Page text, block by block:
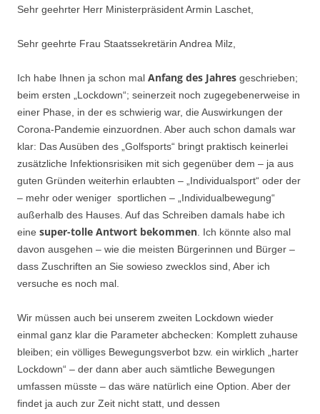
Sehr geehrter Herr Ministerpräsident Armin Laschet,
Sehr geehrte Frau Staatssekretärin Andrea Milz,
Ich habe Ihnen ja schon mal Anfang des Jahres geschrieben;
beim ersten „Lockdown“; seinerzeit noch zugegebenerweise in
einer Phase, in der es schwierig war, die Auswirkungen der
Corona-Pandemie einzuordnen. Aber auch schon damals war
klar: Das Ausüben des „Golfsports“ bringt praktisch keinerlei
zusätzliche Infektionsrisiken mit sich gegenüber dem – ja aus
guten Gründen weiterhin erlaubten – „Individualsport“ oder der
– mehr oder weniger sportlichen – „Individualbewegung“
außerhalb des Hauses. Auf das Schreiben damals habe ich
eine super-tolle Antwort bekommen. Ich könnte also mal
davon ausgehen – wie die meisten Bürgerinnen und Bürger –
dass Zuschriften an Sie sowieso zwecklos sind, Aber ich
versuche es noch mal.
Wir müssen auch bei unserem zweiten Lockdown wieder
einmal ganz klar die Parameter abchecken: Komplett zuhause
bleiben; ein völliges Bewegungsverbot bzw. ein wirklich „harter
Lockdown“ – der dann aber auch sämtliche Bewegungen
umfassen müsste – das wäre natürlich eine Option. Aber der
findet ja auch zur Zeit nicht statt, und dessen